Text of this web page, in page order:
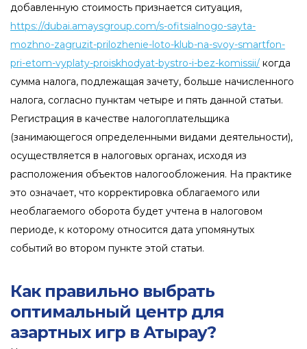
добавленную стоимость признается ситуация,
https://dubai.amaysgroup.com/s-ofitsialnogo-sayta-
mozhno-zagruzit-prilozhenie-loto-klub-na-svoy-smartfon-
pri-etom-vyplaty-proiskhodyat-bystro-i-bez-komissii/ когда
сумма налога, подлежащая зачету, больше начисленного
налога, согласно пунктам четыре и пять данной статьи.
Регистрация в качестве налогоплательщика
(занимающегося определенными видами деятельности),
осуществляется в налоговых органах, исходя из
расположения объектов налогообложения. На практике
это означает, что корректировка облагаемого или
необлагаемого оборота будет учтена в налоговом
периоде, к которому относится дата упомянутых
событий во втором пункте этой статьи.
Как правильно выбрать
оптимальный центр для
азартных игр в Атырау?